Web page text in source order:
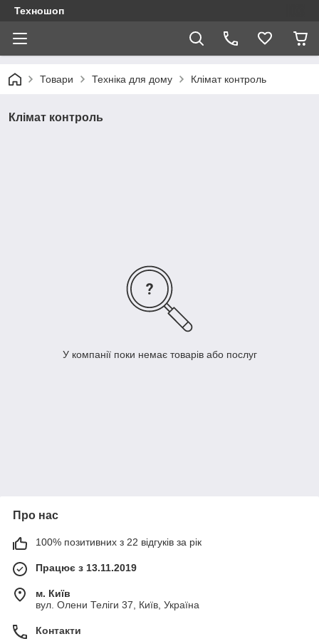
Техношоп
Товари Техніка для дому Клімат контроль
Клімат контроль
У компанії поки немає товарів або послуг
Про нас
100% позитивних з 22 відгуків за рік
Працює з 13.11.2019
м. Київ
вул. Олени Теліги 37, Київ, Україна
Контакти